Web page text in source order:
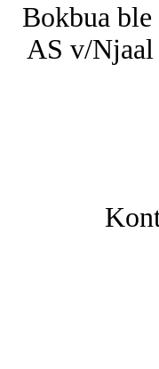
Bokbua
AS v/Njaal